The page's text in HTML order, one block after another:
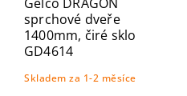
sprchové dveře
1400mm, čiré sklo
GD4614
Skladem za 1-2 měsíce